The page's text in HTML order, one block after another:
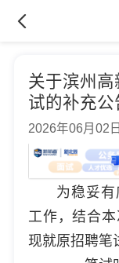
关于滨州
试的补充公
2026年06月02日
为稳妥
工作，结合
现就原招聘笔